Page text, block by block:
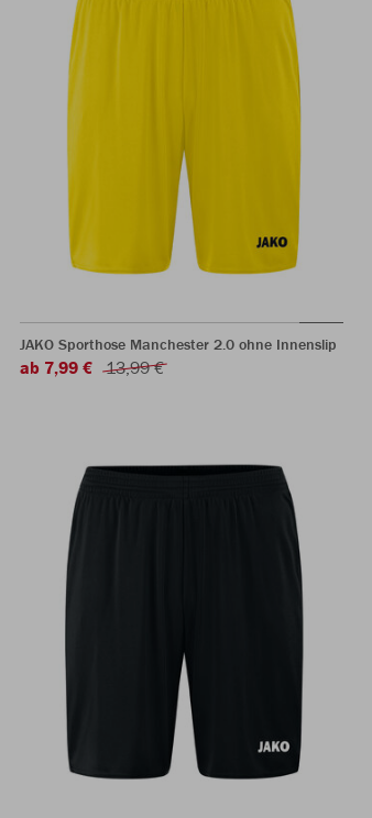
JAKO Sporthose Manchester 2.0 ohne Innenslip
ab 7,99 € 13,99 €